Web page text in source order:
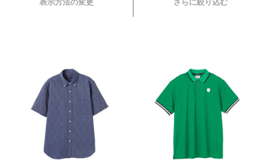
表示方法の変更 さらに絞り込む